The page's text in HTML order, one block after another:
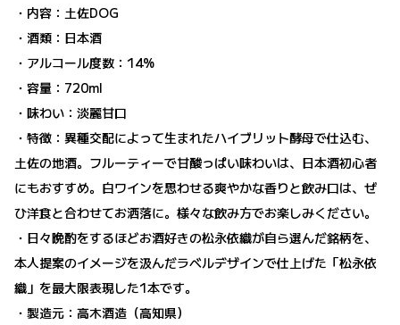
・内容：土佐DOG
・酒類：日本酒
・アルコール度数：14%
・容量：720ml
・味わい：淡麗甘口
・特徴：異種交配によって生まれたハイブリット酵母で仕込む、
土佐の地酒。フルーティーで甘酸っぱい味わいは、日本酒初心者
にもおすすめ。白ワインを思わせる爽やかな香りと飲み口は、ぜ
ひ洋食と合わせてお洒落に。様々な飲み方でお楽しみください。
・日々晩酌をするほどお酒好きの松永依織が自ら選んだ銘柄を、
本人提案のイメージを汲んだラベルデザインで仕上げた「松永依
織」を最大限表現した1本です。
・製造元：高木酒造（高知県）